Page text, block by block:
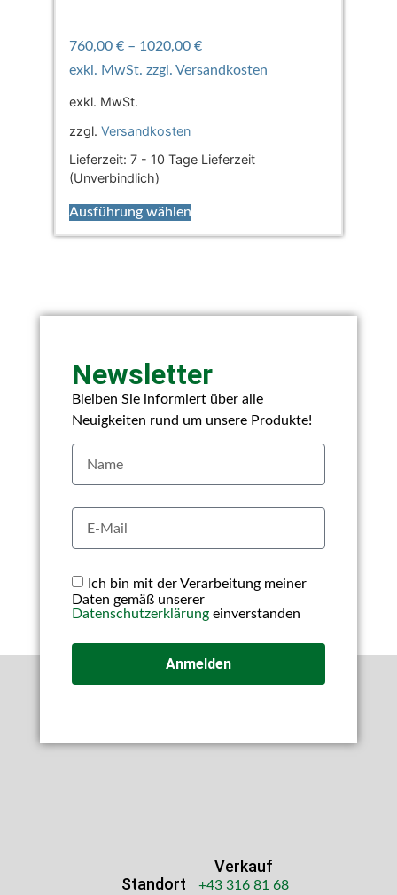
760,00 €– 1020,00 €
exkl. MwSt.
zzgl. Versandkosten
Lieferzeit: 7 - 10 Tage Lieferzeit
(Unverbindlich)
Ausführung wählen
Newsletter
Bleiben Sie informiert über alle
Neuigkeiten rund um unsere Produkte!
Ich bin mit der Verarbeitung meiner
Daten gemäß unserer
Datenschutzerklärungeinverstanden
Anmelden
Standort
Verkauf
+43 316 81 68